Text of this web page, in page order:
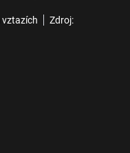
vztazích
Zdroj: